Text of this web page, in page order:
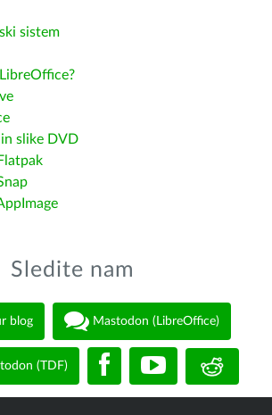
sistem
in slike DVD
Sledite nam
blog Mastodon (LibreOffice)
(TDF)